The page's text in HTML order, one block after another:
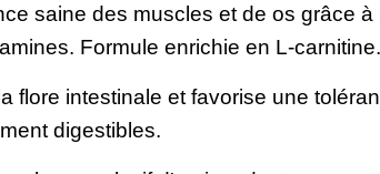
saine des muscles et de os grâce
Formule enrichie en L-carnitine.
flore intestinale et favorise une
digestibles.